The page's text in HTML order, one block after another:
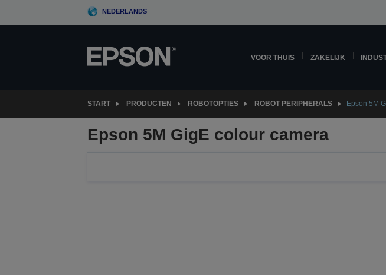
NEDERLANDS
VOOR THUIS ZAKELIJK
START PRODUCTEN ROBOTOPTIES ROBOT PERIPHERALS Epson 5M
Epson 5M GigE colour camera